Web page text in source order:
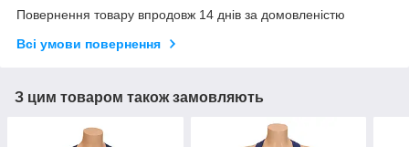
Повернення товару впродовж 14 днів за домовленістю
Всі умови повернення
З цим товаром також замовляють